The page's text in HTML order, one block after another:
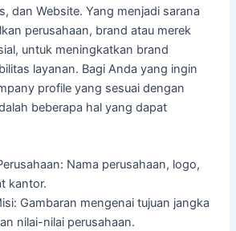
dan Website. Yang menjadi sarana
perusahaan, brand atau merek
untuk meningkatkan brand
layanan. Bagi Anda yang ingin
profile yang sesuai dengan
beberapa hal yang dapat
Nama perusahaan, logo,
kantor.
Gambaran mengenai tujuan jangka
nilai-nilai perusahaan.